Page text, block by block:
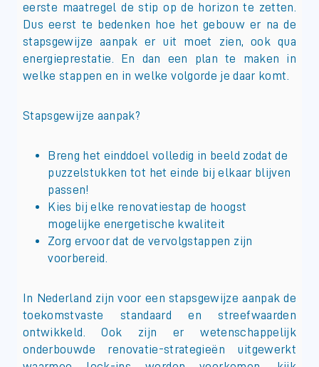
eerste maatregel de stip op de horizon te zetten.
Dus eerst te bedenken hoe het gebouw er na de
stapsgewijze aanpak er uit moet zien, ook qua
energieprestatie. En dan een plan te maken in
welke stappen en in welke volgorde je daar komt.
Stapsgewijze aanpak?
Breng het einddoel volledig in beeld zodat de
puzzelstukken tot het einde bij elkaar blijven
passen!
Kies bij elke renovatiestap de hoogst
mogelijke energetische kwaliteit
Zorg ervoor dat de vervolgstappen zijn
voorbereid.
In Nederland zijn voor een stapsgewijze aanpak de
toekomstvaste standaard en streefwaarden
ontwikkeld. Ook zijn er wetenschappelijk
onderbouwde renovatie-strategieën uitgewerkt